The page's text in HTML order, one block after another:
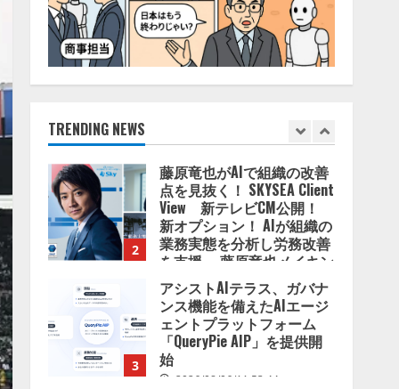
TRENDING NEWS
5
2026/08/06/11:53:44
1
AI駆動開発の推進に向けて
「TinhVan Technologies
2
藤原竜也がAIで組織の改善
点を見抜く！ SKYSEA Client
View 新テレビCM公開！
新オプション！ AIが組織の
業務実態を分析し労務改善
を支援。 藤原竜也メイキン
グ動画公開 「もしAIが自分
を分析したら、すぐ休めと
言われる自信がある」「昨
年の夏はカブトムシを捕ま
えたり、虫と戦ったり…」
3
アシストAIテラス、ガバナ
ンス機能を備えたAIエージ
ェントプラットフォーム
「QueryPie AIP」を提供開
始
2026/08/06/11:53:44